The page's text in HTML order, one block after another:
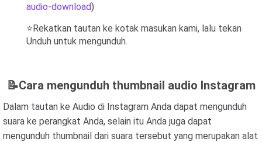
audio-download)
⭐Rekatkan tautan ke kotak masukan kami, lalu tekan
Unduh untuk mengunduh.
📝Cara mengunduh thumbnail audio Instagram
Dalam tautan ke Audio di Instagram Anda dapat mengunduh
suara ke perangkat Anda, selain itu Anda juga dapat
mengunduh thumbnail dari suara tersebut yang merupakan alat